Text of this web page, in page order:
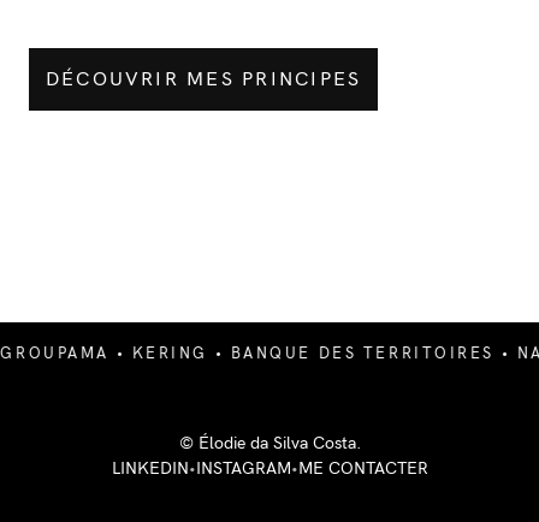
DÉCOUVRIR MES PRINCIPES
KERING • BANQUE DES TERRITOIRES • NAOS••• ILS
© Élodie da Silva Costa.
LINKEDIN•INSTAGRAM•ME CONTACTER